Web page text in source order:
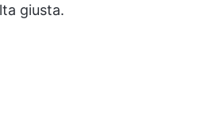
giusta.